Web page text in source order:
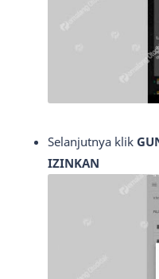
Selanjutnya klik
IZINKAN